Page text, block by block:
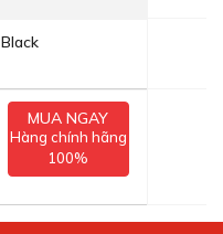
Black
MUA NGAY
Hàng chính hãng
100%